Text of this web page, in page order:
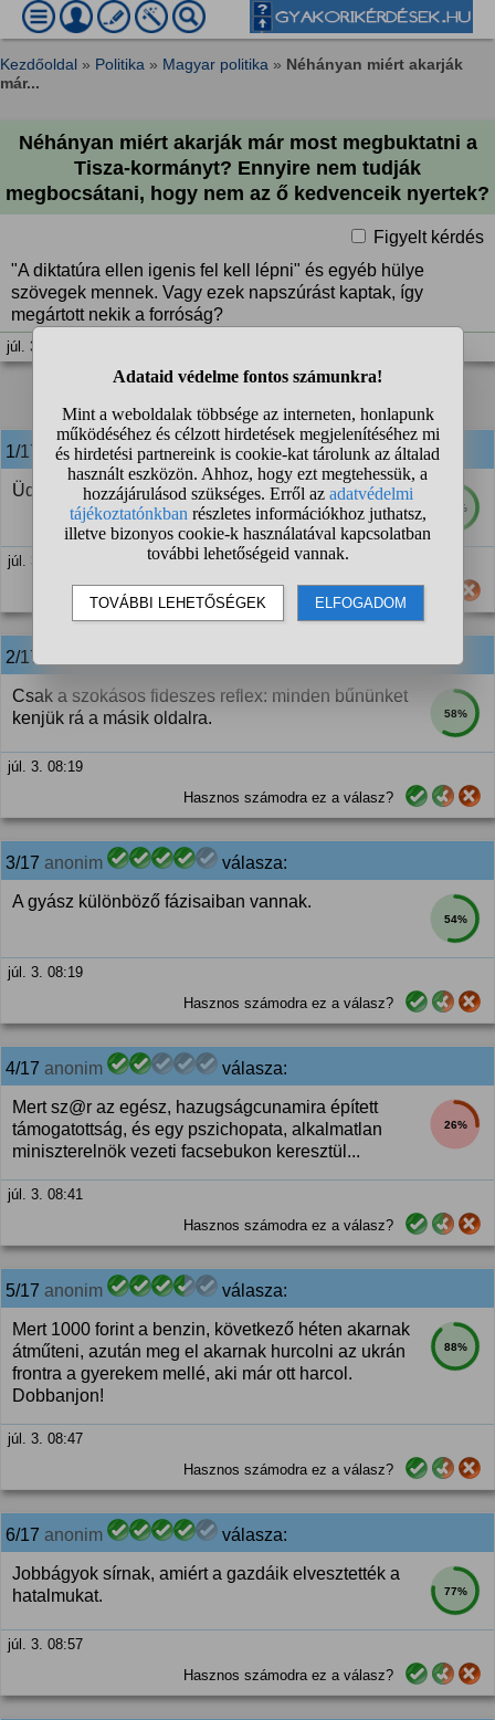
Kezdőoldal » Politika » Magyar politika » Néhányan miért akarják
már...
Néhányan miért akarják már most megbuktatni a
Tisza-kormányt? Ennyire nem tudják
megbocsátani, hogy nem az ő kedvenceik nyertek?
Figyelt kérdés
"A diktatúra ellen igenis fel kell lépni" és egyéb hülye
szövegek mennek. Vagy ezek napszúrást kaptak, így
megártott nekik a forróság?
júl. 3. 08:14
1/17 anonim válasza:
77%
Üdv Magyarországon!
júl. 3. 08:18
Hasznos számodra ez a válasz?
2/17 Mansour
58%
Csak a szokásos fideszes reflex: minden bűnünket
kenjük rá a másik oldalra.
júl. 3. 08:19
Hasznos számodra ez a válasz?
3/17 anonim válasza:
54%
A gyász különböző fázisaiban vannak.
júl. 3. 08:19
Hasznos számodra ez a válasz?
4/17 anonim válasza:
26%
Mert sz@r az egész, hazugságcunamira épített
támogatottság, és egy pszichopata, alkalmatlan
miniszterelnök vezeti facsebukon keresztül...
júl. 3. 08:41
Hasznos számodra ez a válasz?
5/17 anonim válasza:
88%
Mert 1000 forint a benzin, következő héten akarnak
átműteni, azután meg el akarnak hurcolni az ukrán
frontra a gyerekem mellé, aki már ott harcol.
Dobbanjon!
júl. 3. 08:47
Hasznos számodra ez a válasz?
6/17 anonim válasza:
77%
Jobbágyok sírnak, amiért a gazdáik elvesztették a
hatalmukat.
júl. 3. 08:57
Hasznos számodra ez a válasz?